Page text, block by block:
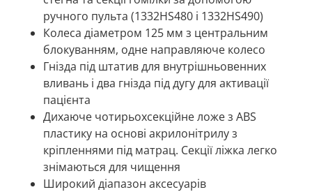
ручного пульта (1332HS480 і 1332HS490)
Колеса діаметром 125 мм з центральним
блокуванням, одне направляюче колесо
Гнізда під штатив для внутрішньовенних
вливань і два гнізда під дугу для активації
пацієнта
Дихаюче чотирьохсекційне ложе з ABS
пластику на основі акрилонітрилу з
кріпленнями під матрац. Секції ліжка легко
знімаються для чищення
Широкий діапазон аксесуарів